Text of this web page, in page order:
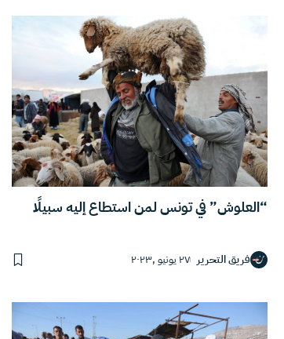
“العلوش” في تونس لمن استطاع إليه سبيلًا
فريق التحرير ٢٧ يونيو ,٢٠٢٣